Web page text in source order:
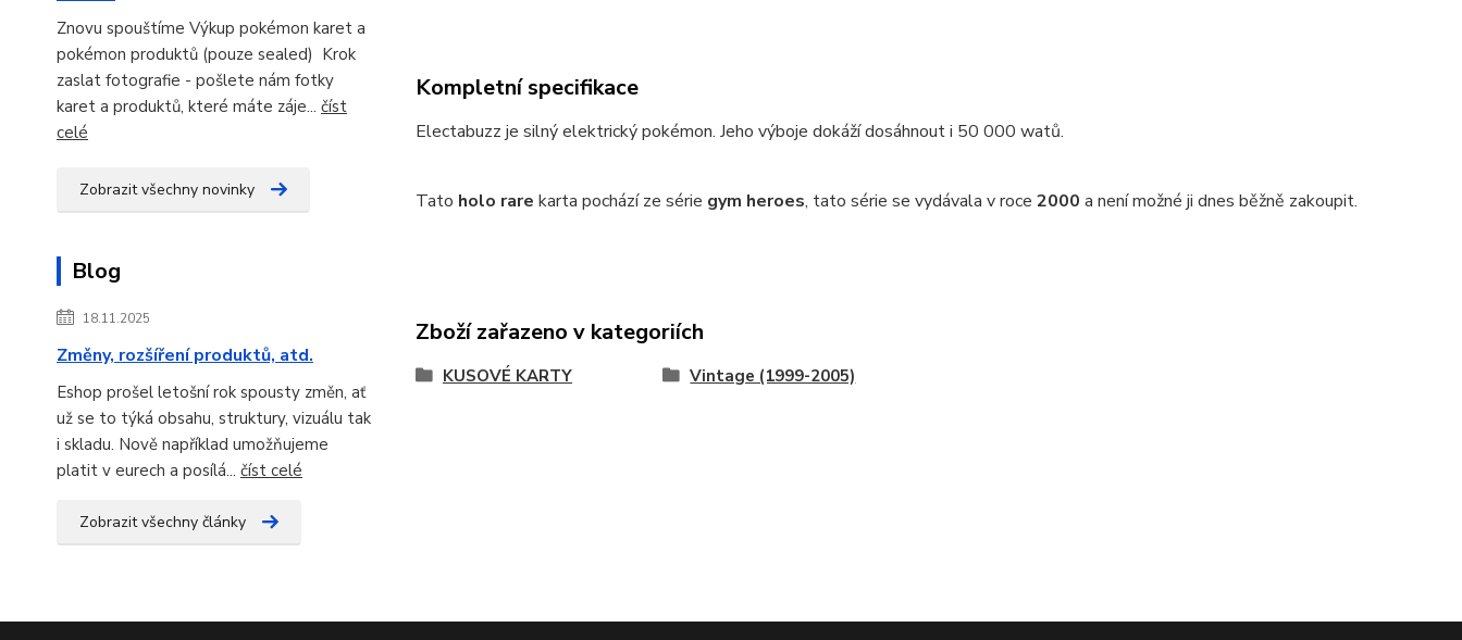
Znovu spouštíme Výkup pokémon karet a
pokémon produktů (pouze sealed) Krok
zaslat fotografie - pošlete nám fotky
karet a produktů, které máte záje... číst
celé
Zobrazit všechny novinky
Blog
18.11.2025
Změny, rozšíření produktů, atd.
Eshop prošel letošní rok spousty změn, ať
už se to týká obsahu, struktury, vizuálu tak
i skladu. Nově například umožňujeme
platit v eurech a posílá... číst celé
Zobrazit všechny články
Kompletní specifikace
Electabuzz je silný elektrický pokémon. Jeho výboje dokáží dosáhnout i 50 000 watů.
Tato holo rare karta pochází ze série gym heroes, tato série se vydávala v roce 2000 a není možné ji dnes běžně zakoupit.
Zboží zařazeno v kategoriích
KUSOVÉ KARTY Vintage (1999-2005)